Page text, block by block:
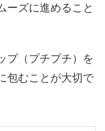
ーズに進めること
プ（プチプチ）を
包むことが大切で